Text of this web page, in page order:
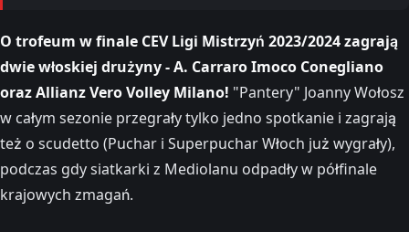
O trofeum w finale CEV Ligi Mistrzyń 2023/2024 zagrają
dwie włoskiej drużyny - A. Carraro Imoco Conegliano
oraz Allianz Vero Volley Milano! "Pantery" Joanny Wołosz
w całym sezonie przegrały tylko jedno spotkanie i zagrają
też o scudetto (Puchar i Superpuchar Włoch już wygrały),
podczas gdy siatkarki z Mediolanu odpadły w półfinale
krajowych zmagań.